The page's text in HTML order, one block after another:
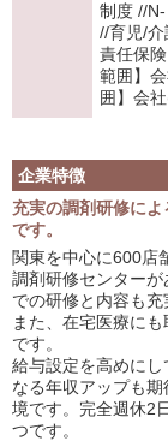
制度 //
//育児/
責任保
範囲】
囲】会
企業特徴
充実の調剤研修に
です。
関東を中心に600店
調剤研修センター
での研修と内容も充
また、在宅医療に
です。
給与設定を高めに
なる年収アップも
境です。完全週休2
つです。